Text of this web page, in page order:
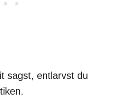
sagst, entlarvst du